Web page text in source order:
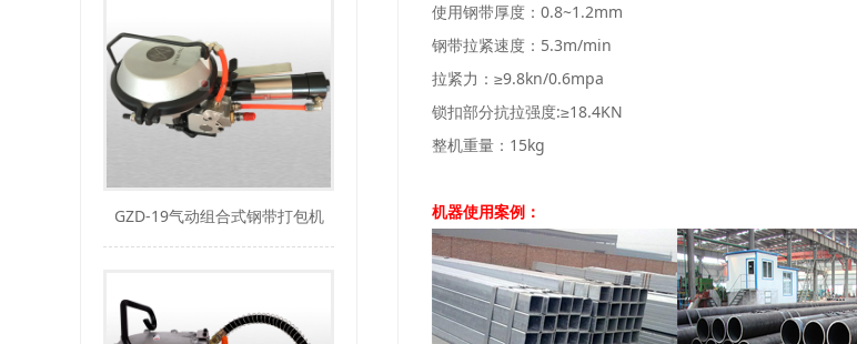
GZD-19气动组合式钢带打包机
使用钢带厚度：0.8~1.2mm
钢带拉紧速度：5.3m/min
拉紧力：≥9.8kn/0.6mpa
锁扣部分抗拉强度:≥18.4KN
整机重量：15kg
机器使用案例：